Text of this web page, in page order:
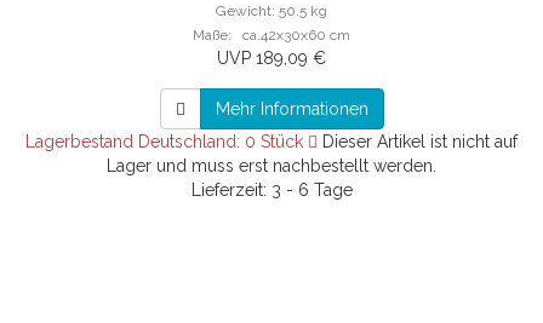
Gewicht: 50.5 kg
Maße: ca.42x30x60 cm
UVP 189,09 €
Mehr Informationen
Lagerbestand Deutschland: 0 Stück
Dieser Artikel ist nicht auf
Lager und muss erst nachbestellt werden.
Lieferzeit: 3 - 6 Tage